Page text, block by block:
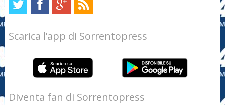
Scarica l’app di Sorrentopress
Diventa fan di Sorrentopress